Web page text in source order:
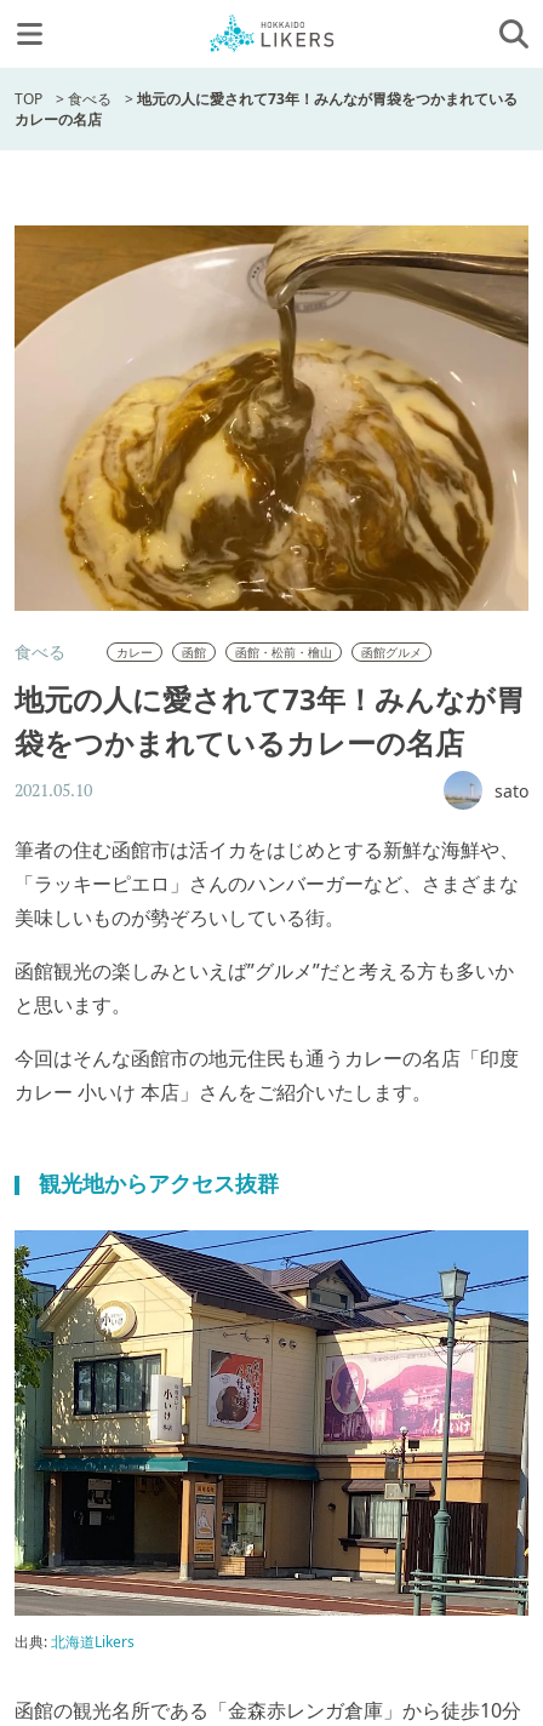
TOP >食べる >地元の人に愛されて73年！みんなが胃袋をつかまれている
カレーの名店
食べる カレー 函館 函館・松前・檜山 函館グルメ
地元の人に愛されて73年！みんなが胃
袋をつかまれているカレーの名店
2021.05.10 sato
筆者の住む函館市は活イカをはじめとする新鮮な海鮮や、
「ラッキーピエロ」さんのハンバーガーなど、さまざまな
美味しいものが勢ぞろいしている街。
函館観光の楽しみといえば”グルメ”だと考える方も多いか
と思います。
今回はそんな函館市の地元住民も通うカレーの名店「印度
カレー 小いけ 本店」さんをご紹介いたします。
観光地からアクセス抜群
出典:北海道Likers
函館の観光名所である「金森赤レンガ倉庫」から徒歩10分